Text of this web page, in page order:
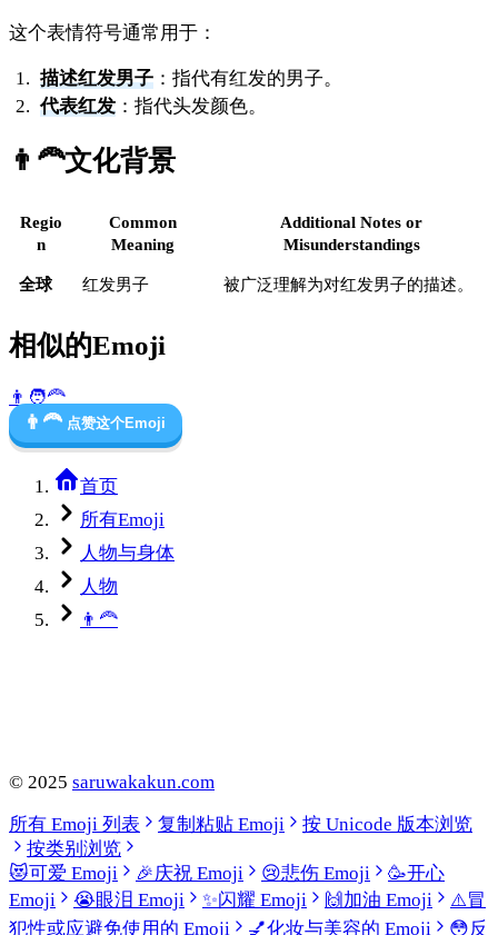
这个表情符号通常用于：
描述红发男子 ：指代有红发的男子。
代表红发 ：指代头发颜色。
👨‍🦰文化背景
Regio
n
Common
Meaning
Additional Notes or
Misunderstandings
全球 红发男子 被广泛理解为对红发男子的描述。
相似的Emoji
👨 🧑‍🦰
👨‍🦰 点赞这个Emoji
首页
所有Emoji
人物与身体
人物
👨‍🦰
© 2025 saruwakakun.com
所有 Emoji 列表
复制粘贴 Emoji
按 Unicode 版本浏览
按类别浏览
😻可爱 Emoji 🎉庆祝 Emoji 😢悲伤 Emoji 🥳开心
Emoji
😭眼泪 Emoji ✨闪耀 Emoji 🙌加油 Emoji ⚠️冒
犯性或应避免使用的 Emoji
💅化妆与美容的 Emoji 😳反